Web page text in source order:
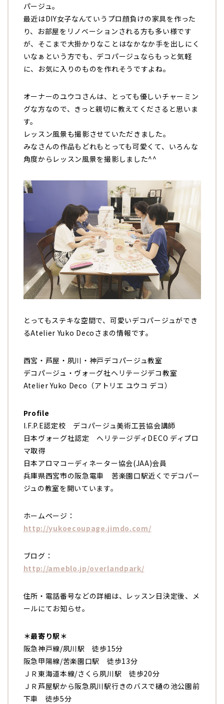
パージュ。
最近はDIY女子なんていうプロ顔負けの家具を作った
り、お部屋をリノベーションされる方も多い様です
が、そこまで大掛かりなことはなかなか手を出しにく
いなぁという方でも、デコパージュならもっと気軽
に、お気に入りのものを作れそうですよね。
オーナーのユウコさんは、とっても優しいチャーミン
グな方なので、きっと親切に教えてくださると思いま
す。
レッスン風景も撮影させていただきました。
みなさんの作品もどれもとっても可愛くて、いろんな
角度からレッスン風景を撮影しました^^
とってもステキな空間で、可愛いデコパージュができ
るAtelier Yuko Decoさまの情報です。
西宮・芦屋・夙川・神戸デコパージュ教室
デコパージュ・ヴォーグ社ヘリテージデコ教室
Atelier Yuko Deco（アトリエ ユウコ デコ）
Profile
I.F.P.E認定校 デコパージュ美術工芸協会講師
日本ヴォーグ社認定 へリテージディDECO ディプロ
マ取得
日本アロマコーディネーター協会(JAA)会員
兵庫県西宮市の阪急電車 苦楽園口駅近くでデコパー
ジュの教室を開いています。
ホームページ：
http://yukoecoupage.jimdo.com/
ブログ：
http://ameblo.jp/overlandpark/
住所・電話番号などの詳細は、レッスン日決定後、メ
ールにてお知らせ。
＊最寄り駅＊
阪急神戸線/夙川駅 徒歩15分
阪急甲陽線/苦楽園口駅 徒歩13分
ＪＲ東海道本線/さくら夙川駅 徒歩20分
ＪＲ芦屋駅から阪急夙川駅行きのバスで樋の池公園前
下車 徒歩5分